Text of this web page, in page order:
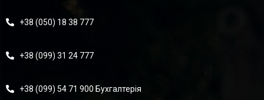
+38 (050) 18 38 777
+38 (099) 31 24 777
+38 (099) 54 71 900 Бухгалтерія